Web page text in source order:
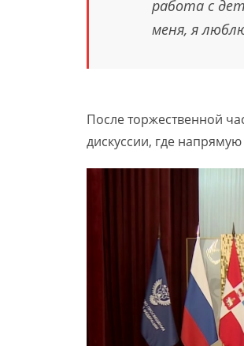
работа с
меня, я
После торжественной
дискуссии, где